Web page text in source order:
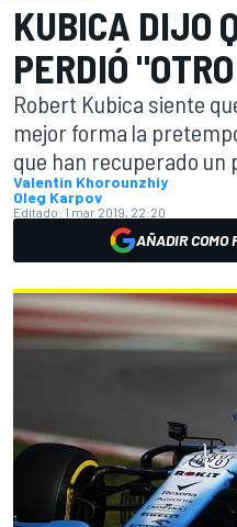
KUBICA DIJO
PERDIÓ
Robert Kubica siente
mejor forma la
que han recuperado un
Valentin Khorounzhiy
Oleg Karpov
Editado: 1 mar 2019, 22:20
AÑADIR COMO